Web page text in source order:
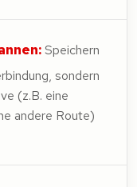
Speichern
sondern
(z.B. eine
andere Route)